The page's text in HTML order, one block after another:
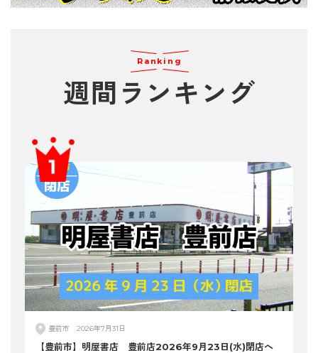
Ranking
週間 ランキング
豊前市 2026年7月31日
【豊前市】明屋書店 豊前店2026年9月23日(水)閉店へ